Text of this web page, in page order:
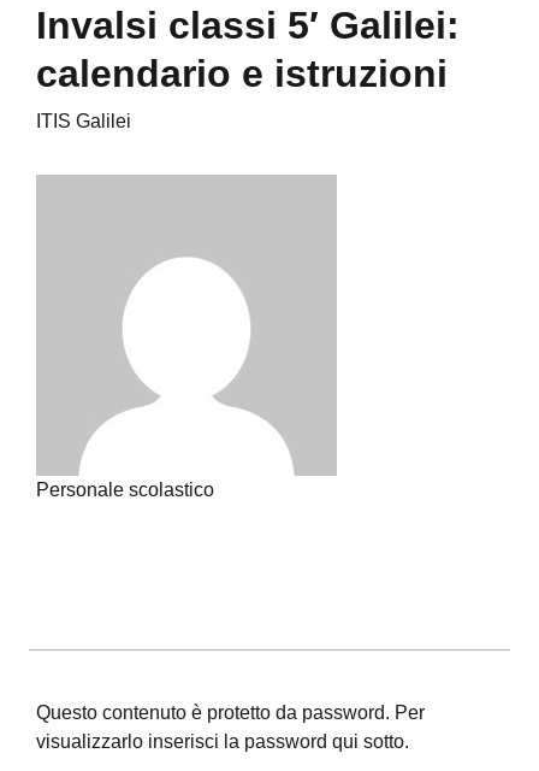
Invalsi classi 5′ Galilei:
calendario e istruzioni
ITIS Galilei
Personale scolastico
Questo contenuto è protetto da password. Per
visualizzarlo inserisci la password qui sotto.